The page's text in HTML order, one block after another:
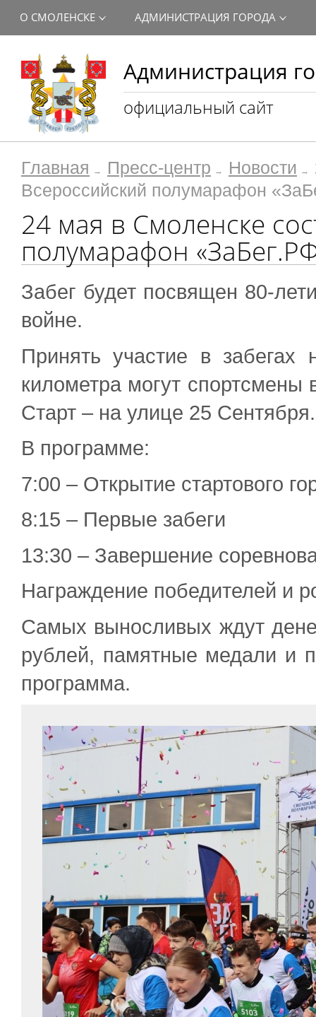
Администрация
официальный сайт
О СМОЛЕНСКЕ АДМИНИСТРАЦИЯ ГОРОДА
Главная Пресс-центр Новости
Всероссийский полумарафон
24 мая в Смоленске
полумарафон
Забег будет посвящен 80-
войне.
Принять участие в
километра могут спортсмены
Старт – на улице 25 Сентября.
В программе:
7:00 – Открытие стартового
8:15 – Первые забеги
13:30 – Завершение
Награждение победителей и
Самых выносливых ждут
рублей, памятные медали и
программа.